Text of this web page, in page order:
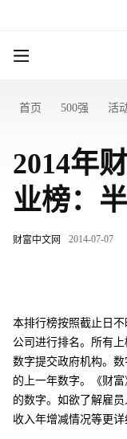
首页 500强 活
2014年
业榜：
财富中文网 2014-07-07
本排行榜按照截止日
公司进行排名。所有
数字提交政府机构。
的上一年数字。《财
的数字。如欲了解雇
收入年增减情况等更详